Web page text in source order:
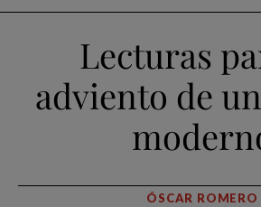
Lecturas
adviento de
ÓSCAR ROMERO